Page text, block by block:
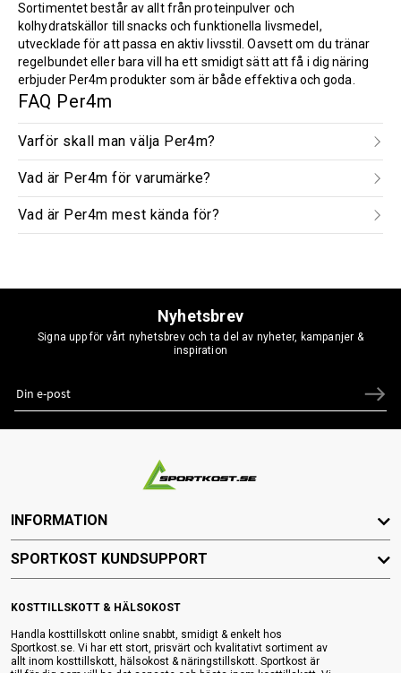
Sortimentet består av allt från proteinpulver och
kolhydratskällor till snacks och funktionella livsmedel,
utvecklade för att passa en aktiv livsstil. Oavsett om du tränar
regelbundet eller bara vill ha ett smidigt sätt att få i dig näring
erbjuder Per4m produkter som är både effektiva och goda.
FAQ Per4m
Varför skall man välja Per4m?
Vad är Per4m för varumärke?
Vad är Per4m mest kända för?
Nyhetsbrev
Signa upp för vårt nyhetsbrev och ta del av nyheter, kampanjer &
inspiration
KOSTTILLSKOTT & HÄLSOKOST
Handla kosttillskott online snabbt, smidigt & enkelt hos
Sportkost.se. Vi har ett stort, prisvärt och kvalitativt sortiment av
allt inom kosttillskott, hälsokost & näringstillskott. Sportkost är
INFORMATION
SPORTKOST KUNDSUPPORT